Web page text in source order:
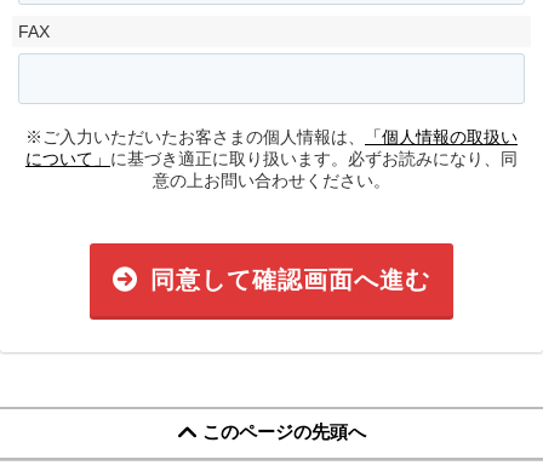
FAX
※ご入力いただいたお客さまの個人情報は、
「個人情報の取扱い
について」 に基づき適正に取り扱います。必ずお読みになり、同
意の上お問い合わせください。
同意して確認画面へ進む
このページの先頭へ